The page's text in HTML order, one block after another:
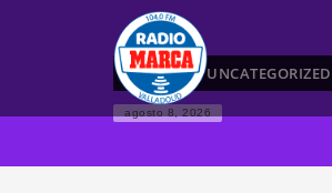
HOME UNCATEGORIZED
agosto 8, 2026